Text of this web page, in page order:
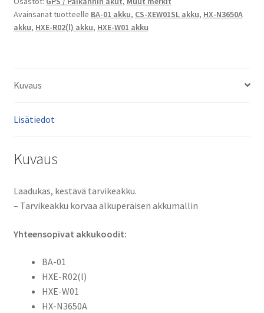
BA-
01,
HXE-
CS-
määrä
Avainsanat tuotteelle BA-01 akku, CS-XEW01SL akku, HX-N3650A
akku, HXE-R02(l) akku, HXE-W01 akku
Kuvaus
Lisätiedot
Kuvaus
Laadukas, kestävä tarvikeakku.
– Tarvikeakku korvaa alkuperäisen akkumallin
Yhteensopivat akkukoodit:
BA-01
HXE-R02(l)
HXE-W01
HX-N3650A